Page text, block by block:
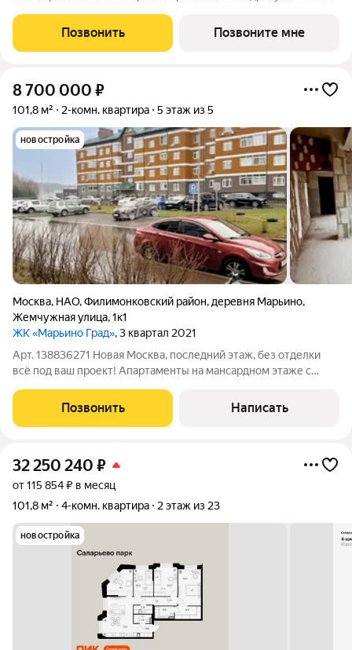
Новомосковский административный округ, район Коммунарка,
ЖК Прокшино, 7.1.3. Общая площадь
Позвонить Позвоните мне
8 700 000 ₽
101,8 м² 2-комн. квартира 5 этаж из 5
новостройка
Москва, НАО,Филимонковский район, деревня Марьино,
Жемчужная улица,1к1
ЖК «Марьино Град», 3 квартал 2021
Арт. 138836271 Новая Москва, последний этаж, без отделки
всё под ваш проект! Апартаменты на мансардном этаже с
которые превращают пространство в стильный лофт или
уютное гнездо с характером. Без
Позвонить Написать
32 250 240 ₽
от 115 854 ₽ в месяц
101,8 м²
4-комн. квартира 2 этаж из 23
новостройка